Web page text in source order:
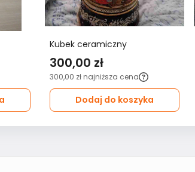
Kubek ceramiczny
300,00 zł
300,00 zł najniższa cena
Dodaj do koszyka